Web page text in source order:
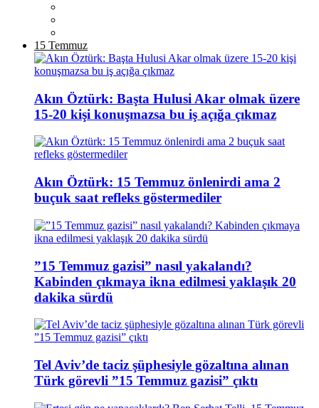
15 Temmuz
Akın Öztürk: Başta Hulusi Akar olmak üzere
15-20 kişi konuşmazsa bu iş açığa çıkmaz
Akın Öztürk: 15 Temmuz önlenirdi ama 2
buçuk saat refleks göstermediler
”15 Temmuz gazisi” nasıl yakalandı?
Kabinden çıkmaya ikna edilmesi yaklaşık 20
dakika sürdü
Tel Aviv’de taciz şüphesiyle gözaltına alınan
Türk görevli ”15 Temmuz gazisi” çıktı